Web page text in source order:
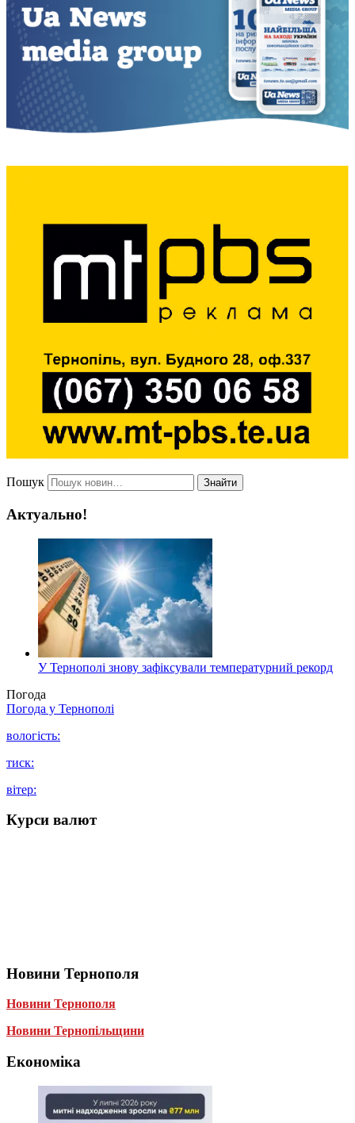
Пошук Знайти
Актуально!
У Тернополі знову зафіксували температурний рекорд
Погода
Погода у Тернополі
вологість:
тиск:
вітер:
Курси валют
Новини Тернополя
Новини Тернополя
Новини Тернопільщини
Економіка